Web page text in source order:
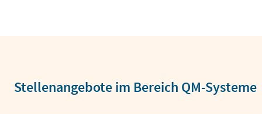
Stellenangebote im Bereich QM-Systeme